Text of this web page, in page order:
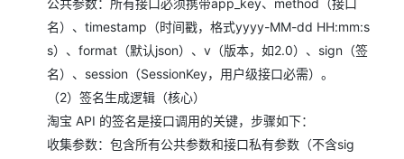
公共参数：所有接口必须携带app_key、method（接口
名）、timestamp（时间戳，格式yyyy-MM-dd HH:mm:s
s）、format（默认json）、v（版本，如2.0）、sign（签
名）、session（SessionKey，用户级接口必需）。
（2）签名生成逻辑（核心）
淘宝 API 的签名是接口调用的关键，步骤如下：
收集参数：包含所有公共参数和接口私有参数（不含sig